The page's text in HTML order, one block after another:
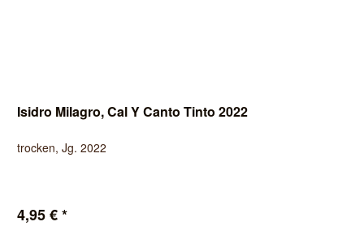
Isidro Milagro, Cal Y Canto Tinto 2022
trocken, Jg. 2022
4,95 € *